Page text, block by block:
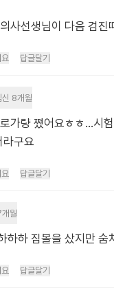
사선생님이 다음 검진
답글달기
신 8개월
가량 쪘어요ㅎㅎ...시
라구요
답글달기
월
하하 짐볼을 샀지만 숨
답글달기